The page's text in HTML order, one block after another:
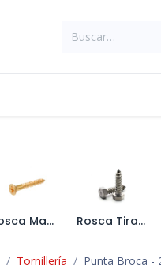
Rosca Madera Rosca Tirafondo
Tornillería Punta Broca -